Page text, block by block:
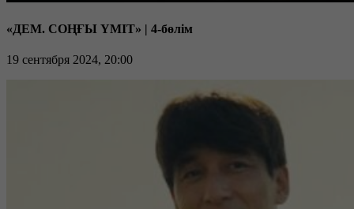
«ДЕМ. СОҢҒЫ ҮМІТ» | 4-бөлім
19 сентября 2024, 20:00